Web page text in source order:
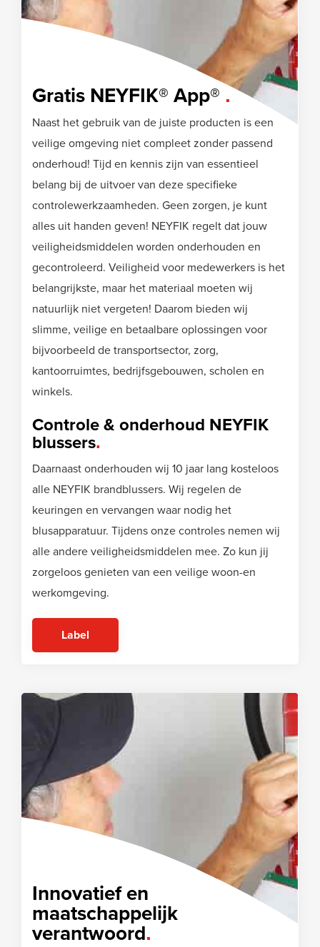
Gratis NEYFIK® App®
Naast het gebruik van de juiste producten is een
veilige omgeving niet compleet zonder passend
onderhoud! Tijd en kennis zijn van essentieel
belang bij de uitvoer van deze specifieke
controlewerkzaamheden. Geen zorgen, je kunt
alles uit handen geven! NEYFIK regelt dat jouw
veiligheidsmiddelen worden onderhouden en
gecontroleerd. Veiligheid voor medewerkers is het
belangrijkste, maar het materiaal moeten wij
natuurlijk niet vergeten! Daarom bieden wij
slimme, veilige en betaalbare oplossingen voor
bijvoorbeeld de transportsector, zorg,
kantoorruimtes, bedrijfsgebouwen, scholen en
winkels.
Controle & onderhoud NEYFIK
blussers
Daarnaast onderhouden wij 10 jaar lang kosteloos
alle NEYFIK brandblussers. Wij regelen de
keuringen en vervangen waar nodig het
blusapparatuur. Tijdens onze controles nemen wij
alle andere veiligheidsmiddelen mee. Zo kun jij
zorgeloos genieten van een veilige woon-en
werkomgeving.
Label
Innovatief en
maatschappelijk
verantwoord